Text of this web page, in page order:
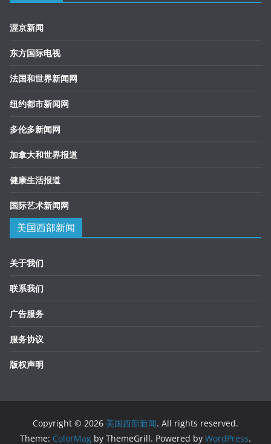
渥京新闻
东方国际电视
法国和世界新闻网
纽约都市新闻网
多伦多新闻网
加拿大和世界报道
健康生活报道
国际艺术新闻网
美国西部新闻
关于我们
联系我们
广告服务
服务协议
版权声明
Copyright © 2026 美国西部新闻. All rights reserved.
Theme: ColorMag by ThemeGrill. Powered by WordPress.